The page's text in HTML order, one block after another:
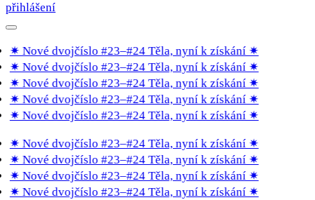
přihlášení
✷ Nové dvojčíslo #23–#24 Těla, nyní k získání ✷
✷ Nové dvojčíslo #23–#24 Těla, nyní k získání ✷
✷ Nové dvojčíslo #23–#24 Těla, nyní k získání ✷
✷ Nové dvojčíslo #23–#24 Těla, nyní k získání ✷
✷ Nové dvojčíslo #23–#24 Těla, nyní k získání ✷
✷ Nové dvojčíslo #23–#24 Těla, nyní k získání ✷
✷ Nové dvojčíslo #23–#24 Těla, nyní k získání ✷
✷ Nové dvojčíslo #23–#24 Těla, nyní k získání ✷
✷ Nové dvojčíslo #23–#24 Těla, nyní k získání ✷